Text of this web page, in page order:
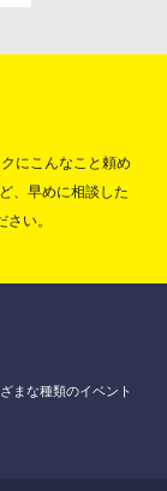
にこんなこと頼め
、早めに相談した
い。
まな種類のイベント